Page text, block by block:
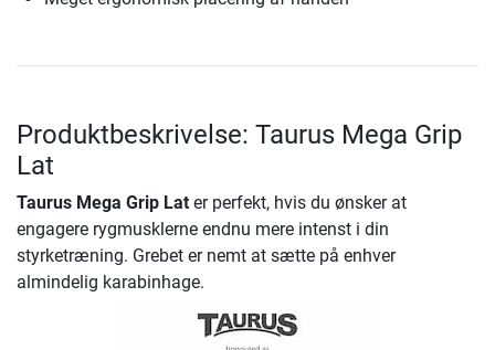
Produktbeskrivelse: Taurus Mega Grip
Lat
Taurus Mega Grip Lat er perfekt, hvis du ønsker at
engagere rygmusklerne endnu mere intenst i din
styrketræning. Grebet er nemt at sætte på enhver
almindelig karabinhage.